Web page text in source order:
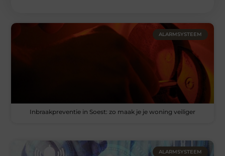
ALARMSYSTEEM
Inbraakpreventie in Soest: zo maak je je woning veiliger
ALARMSYSTEEM